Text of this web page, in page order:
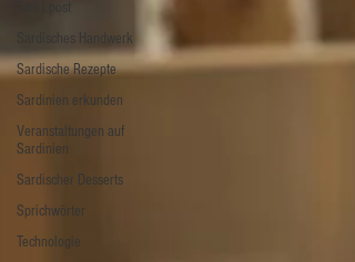
Sardisches Handwerk
Sardische Rezepte
Sardinien erkunden
Veranstaltungen auf
Sardinien
Sardischer Desserts
Sprichwörter
Technologie